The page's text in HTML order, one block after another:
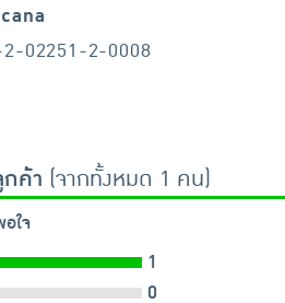
02251-2-0008
กค้า (จากทั้งหมด 1 คน)
ใจ
1
0